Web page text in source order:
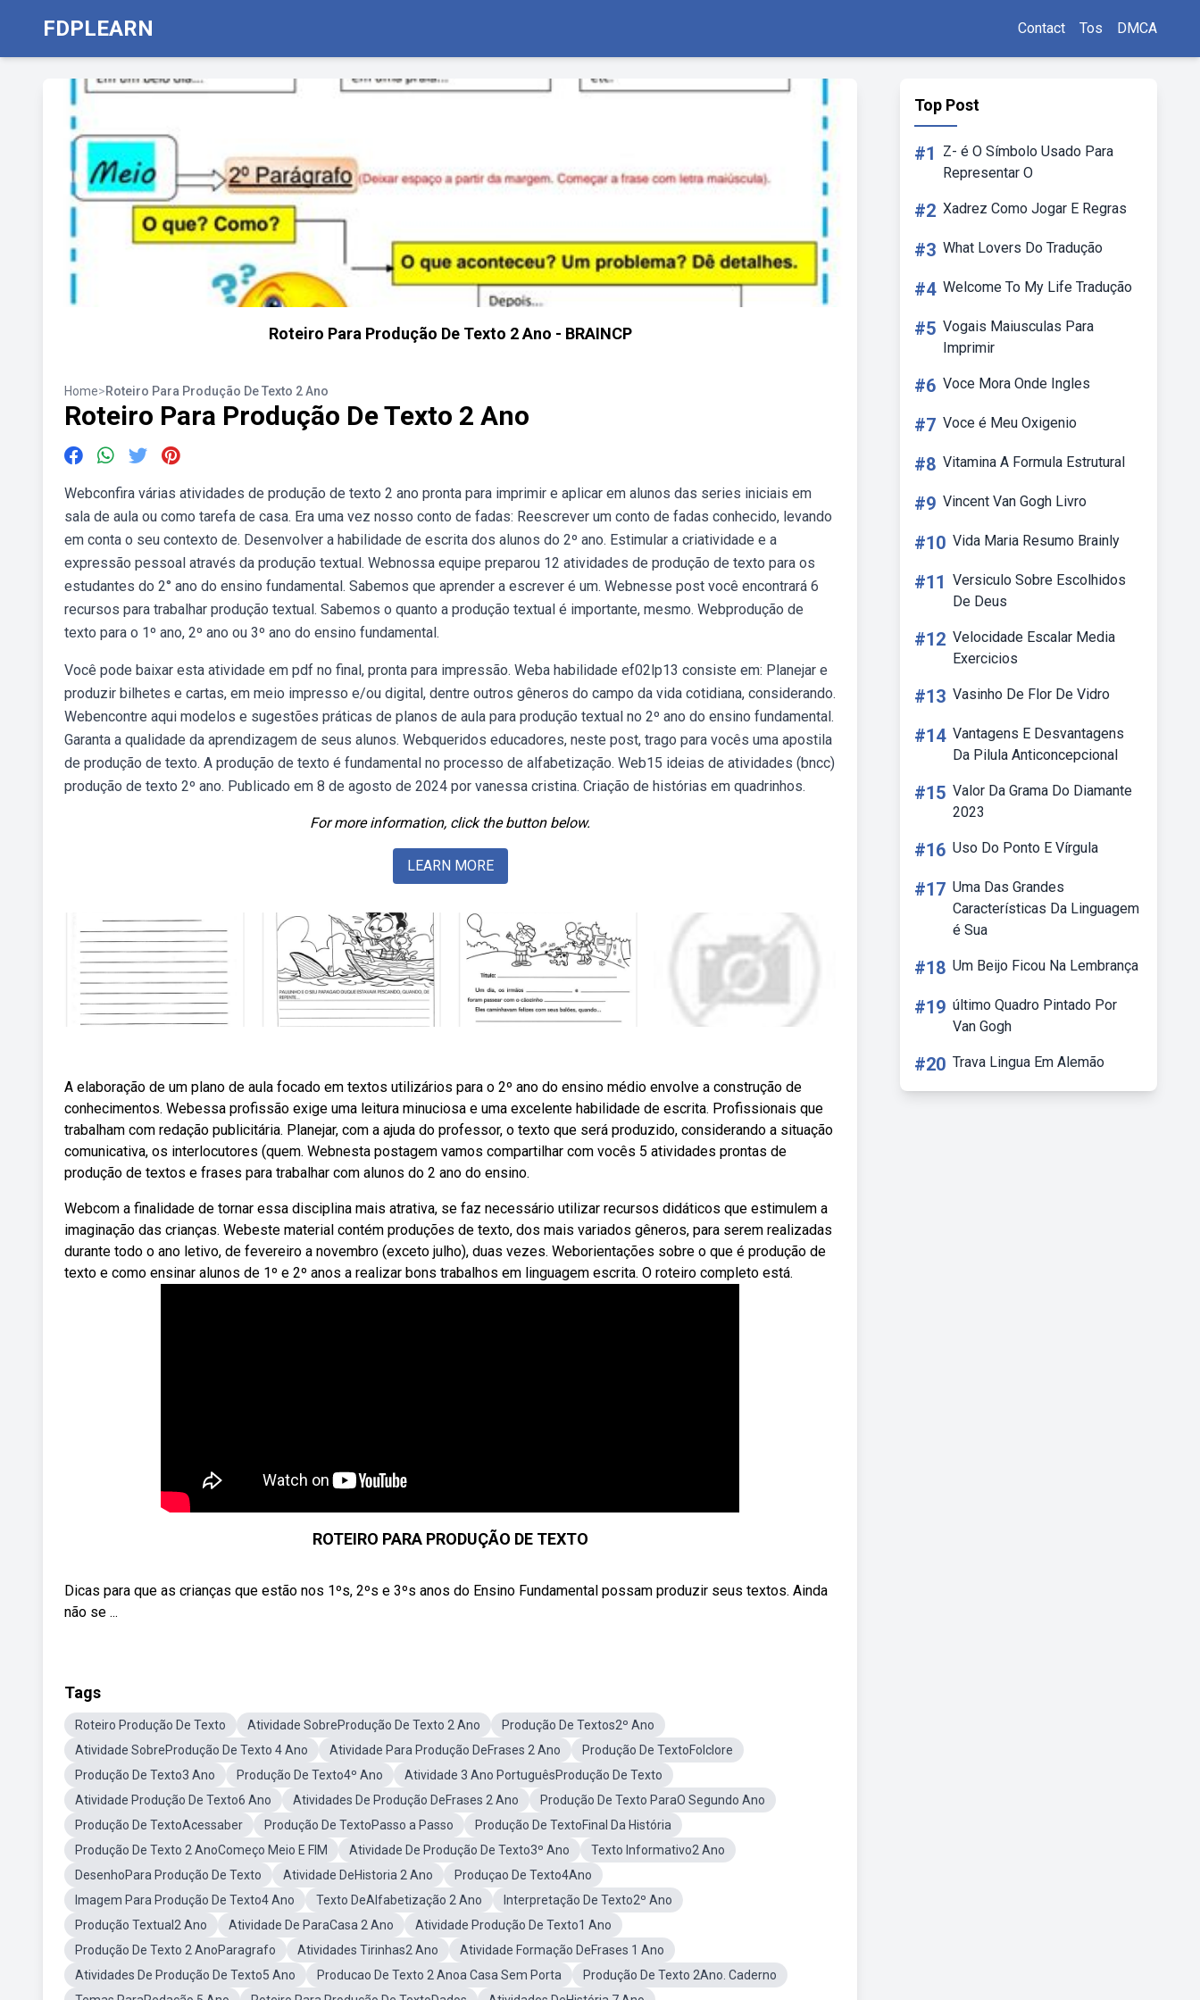
FDPLEARN Contact Tos DMCA
Roteiro Para Produção De Texto 2 Ano - BRAINCP
Home>Roteiro Para Produção De Texto 2 Ano
Roteiro Para Produção De Texto 2 Ano
Webconfira várias atividades de produção de texto 2 ano pronta para imprimir e aplicar em alunos das series iniciais em
sala de aula ou como tarefa de casa. Era uma vez nosso conto de fadas: Reescrever um conto de fadas conhecido, levando
em conta o seu contexto de. Desenvolver a habilidade de escrita dos alunos do 2º ano. Estimular a criatividade e a
expressão pessoal através da produção textual. Webnossa equipe preparou 12 atividades de produção de texto para os
estudantes do 2° ano do ensino fundamental. Sabemos que aprender a escrever é um. Webnesse post você encontrará 6
recursos para trabalhar produção textual. Sabemos o quanto a produção textual é importante, mesmo. Webprodução de
texto para o 1º ano, 2º ano ou 3º ano do ensino fundamental.
Você pode baixar esta atividade em pdf no final, pronta para impressão. Weba habilidade ef02lp13 consiste em: Planejar e
produzir bilhetes e cartas, em meio impresso e/ou digital, dentre outros gêneros do campo da vida cotidiana, considerando.
Webencontre aqui modelos e sugestões práticas de planos de aula para produção textual no 2º ano do ensino fundamental.
Garanta a qualidade da aprendizagem de seus alunos. Webqueridos educadores, neste post, trago para vocês uma apostila
de produção de texto. A produção de texto é fundamental no processo de alfabetização. Web15 ideias de atividades (bncc)
produção de texto 2º ano. Publicado em 8 de agosto de 2024 por vanessa cristina. Criação de histórias em quadrinhos.
For more information, click the button below.
LEARN MORE
A elaboração de um plano de aula focado em textos utilizários para o 2º ano do ensino médio envolve a construção de
conhecimentos. Webessa profissão exige uma leitura minuciosa e uma excelente habilidade de escrita. Profissionais que
trabalham com redação publicitária. Planejar, com a ajuda do professor, o texto que será produzido, considerando a situação
comunicativa, os interlocutores (quem. Webnesta postagem vamos compartilhar com vocês 5 atividades prontas de
produção de textos e frases para trabalhar com alunos do 2 ano do ensino.
Webcom a finalidade de tornar essa disciplina mais atrativa, se faz necessário utilizar recursos didáticos que estimulem a
imaginação das crianças. Webeste material contém produções de texto, dos mais variados gêneros, para serem realizadas
durante todo o ano letivo, de fevereiro a novembro (exceto julho), duas vezes. Weborientações sobre o que é produção de
texto e como ensinar alunos de 1º e 2º anos a realizar bons trabalhos em linguagem escrita. O roteiro completo está.
ROTEIRO PARA PRODUÇÃO DE TEXTO
Dicas para que as crianças que estão nos 1ºs, 2ºs e 3ºs anos do Ensino Fundamental possam produzir seus textos. Ainda
não se ...
Tags
Roteiro Produção De Texto Atividade SobreProdução De Texto 2 Ano
Produção De Textos2º Ano
Atividade SobreProdução De Texto 4 Ano
Atividade Para Produção DeFrases 2 Ano
Produção De TextoFolclore
Produção De Texto3 Ano
Produção De Texto4º Ano
Atividade 3 Ano PortuguêsProdução De Texto
Atividade Produção De Texto6 Ano
Atividades De Produção DeFrases 2 Ano
Produção De Texto ParaO Segundo Ano
Produção De TextoAcessaber
Produção De TextoPasso a Passo
Produção De TextoFinal Da História
Produção De Texto 2 AnoComeço Meio E FIM
Atividade De Produção De Texto3º Ano
Texto Informativo2 Ano
DesenhoPara Produção De Texto
Atividade DeHistoria 2 Ano
Produçao De Texto4Ano
Imagem Para Produção De Texto4 Ano
Texto DeAlfabetização 2 Ano
Interpretação De Texto2º Ano
Produção Textual2 Ano
Atividade De ParaCasa 2 Ano
Atividade Produção De Texto1 Ano
Produção De Texto 2 AnoParagrafo
Atividades Tirinhas2 Ano
Atividade Formação DeFrases 1 Ano
Atividades De Produção De Texto5 Ano
Producao De Texto 2 Anoa Casa Sem Porta
Produção De Texto 2Ano. Caderno
Top Post
#1
Z- é O Símbolo Usado Para
Representar O
#2 Xadrez Como Jogar E Regras
#3 What Lovers Do Tradução
#4 Welcome To My Life Tradução
#5 Vogais Maiusculas Para
Imprimir
#6 Voce Mora Onde Ingles
#7 Voce é Meu Oxigenio
#8 Vitamina A Formula Estrutural
#9 Vincent Van Gogh Livro
#10 Vida Maria Resumo Brainly
#11 Versiculo Sobre Escolhidos
De Deus
#12 Velocidade Escalar Media
Exercicios
#13 Vasinho De Flor De Vidro
#14 Vantagens E Desvantagens
Da Pilula Anticoncepcional
#15 Valor Da Grama Do Diamante
2023
#16 Uso Do Ponto E Vírgula
#17 Uma Das Grandes
Características Da Linguagem
é Sua
#18 Um Beijo Ficou Na Lembrança
#19 último Quadro Pintado Por
Van Gogh
#20 Trava Lingua Em Alemão